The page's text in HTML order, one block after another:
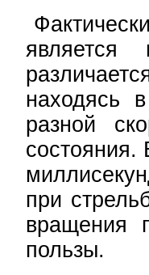
является
находясь
разной
состояния.
при
вращения
пользы.